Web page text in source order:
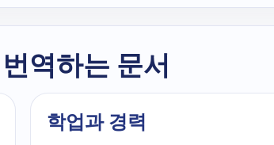
역하는 문서
학업과 경력